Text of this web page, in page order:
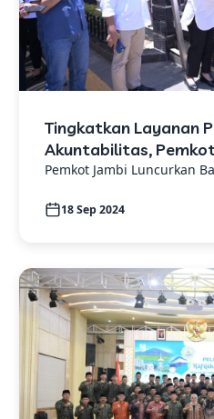
Tingkatkan Layanan
Akuntabilitas,
Bayar Parkir Sistem
Pemkot Jambi Luncurkan
18 Sep 2024